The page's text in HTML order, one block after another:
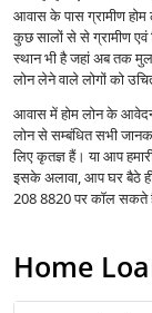
आवास के पास ग्रामीण
कुछ सालों से से ग्रामीण एवं
स्थान भी है जहां अब तक
लोन लेने वाले लोगों को
आवास में होम लोन के
लोन से सम्बंधित सभी
लिए कृतज्ञ हैं। या आप
इसके अलावा, आप घर बैठे
208 8820 पर कॉल सकते
Home